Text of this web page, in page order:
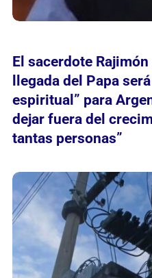
El sacerdote
llegada del Papa
espiritual” para
dejar fuera del
tantas personas”